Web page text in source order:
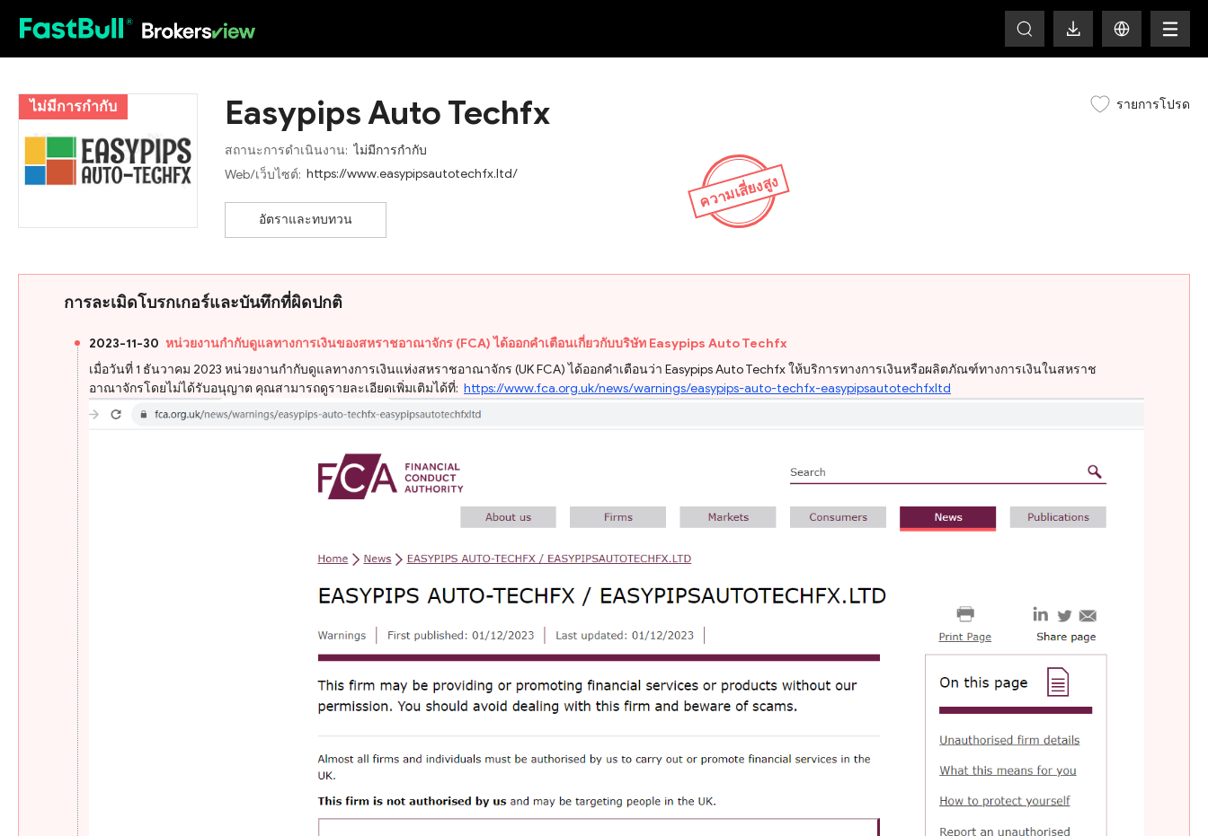
ไม่มีการกำกับ รายการโปรด
Easypips Auto Techfx
สถานะการดำเนินงาน: ไม่มีการกำกับ
Web/เว็บไซต์: https://www.easypipsautotechfx.ltd/
อัตราและทบทวน
ความเสี่ยงสูง
การละเมิดโบรกเกอร์และบันทึกที่ผิดปกติ
2023-11-30 หน่วยงานกำกับดูแลทางการเงินของสหราชอาณาจักร (FCA) ได้ออกคำเตือนเกี่ยวกับบริษัท Easypips Auto Techfx
เมื่อวันที่ 1 ธันวาคม 2023 หน่วยงานกำกับดูแลทางการเงินแห่งสหราชอาณาจักร (UK FCA) ได้ออกคำเตือนว่า Easypips Auto Techfx ให้บริการทางการเงินหรือผลิตภัณฑ์ทางการเงินในสหราช
อาณาจักรโดยไม่ได้รับอนุญาต คุณสามารถดูรายละเอียดเพิ่มเติมได้ที่: https://www.fca.org.uk/news/warnings/easypips-auto-techfx-easypipsautotechfxltd